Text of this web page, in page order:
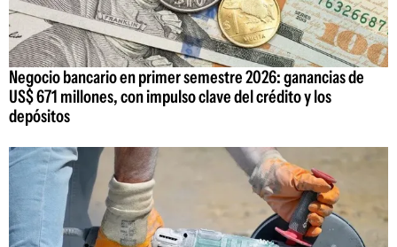
Negocio bancario en primer semestre 2026: ganancias de
US$ 671 millones, con impulso clave del crédito y los
depósitos